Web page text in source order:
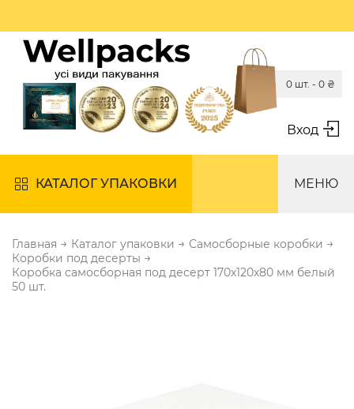
Вход
0 шт. - 0 ₴
КАТАЛОГ УПАКОВКИ МЕНЮ
Главная → Каталог упаковки → Самосборные коробки →
Коробки под десерты →
Коробка самосборная под десерт 170х120х80 мм белый
50 шт.